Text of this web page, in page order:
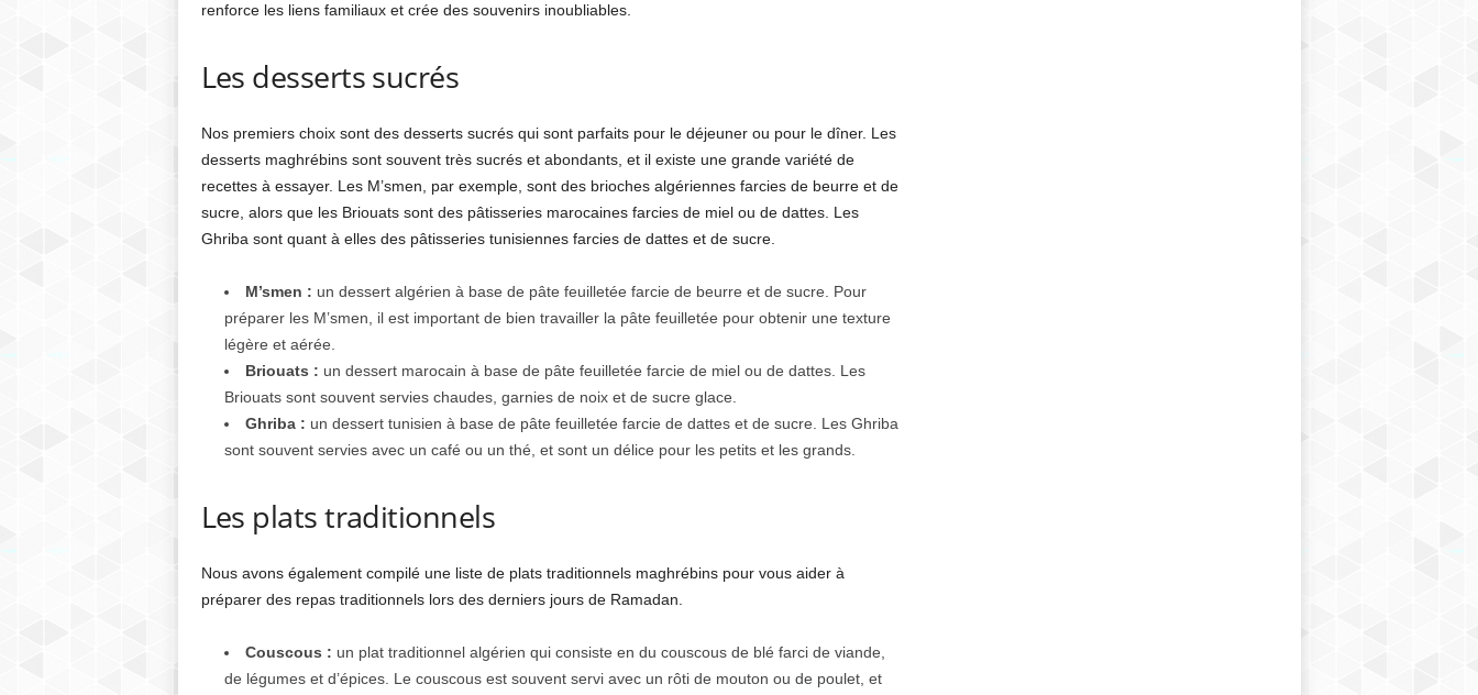
renforce les liens familiaux et crée des souvenirs inoubliables.
Les desserts sucrés
Nos premiers choix sont des desserts sucrés qui sont parfaits pour le déjeuner ou pour le dîner. Les
desserts maghrébins sont souvent très sucrés et abondants, et il existe une grande variété de
recettes à essayer. Les M’smen, par exemple, sont des brioches algériennes farcies de beurre et de
sucre, alors que les Briouats sont des pâtisseries marocaines farcies de miel ou de dattes. Les
Ghriba sont quant à elles des pâtisseries tunisiennes farcies de dattes et de sucre.
M’smen : un dessert algérien à base de pâte feuilletée farcie de beurre et de sucre. Pour
préparer les M’smen, il est important de bien travailler la pâte feuilletée pour obtenir une texture
légère et aérée.
Briouats : un dessert marocain à base de pâte feuilletée farcie de miel ou de dattes. Les
Briouats sont souvent servies chaudes, garnies de noix et de sucre glace.
Ghriba : un dessert tunisien à base de pâte feuilletée farcie de dattes et de sucre. Les Ghriba
sont souvent servies avec un café ou un thé, et sont un délice pour les petits et les grands.
Les plats traditionnels
Nous avons également compilé une liste de plats traditionnels maghrébins pour vous aider à
préparer des repas traditionnels lors des derniers jours de Ramadan.
Couscous : un plat traditionnel algérien qui consiste en du couscous de blé farci de viande,
de légumes et d’épices. Le couscous est souvent servi avec un rôti de mouton ou de poulet, et